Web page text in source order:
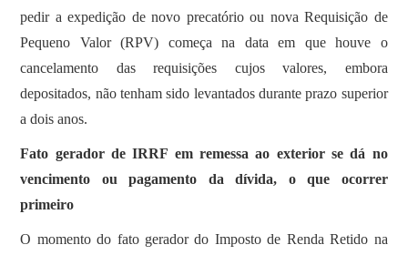
pedir a expedição de novo precatório ou nova Requisição de
Pequeno Valor (RPV) começa na data em que houve o
cancelamento das requisições cujos valores, embora
depositados, não tenham sido levantados durante prazo superior
a dois anos.
Fato gerador de IRRF em remessa ao exterior se dá no
vencimento ou pagamento da dívida, o que ocorrer
primeiro
​​​​​​​​​O momento do fato gerador do Imposto de Renda Retido na